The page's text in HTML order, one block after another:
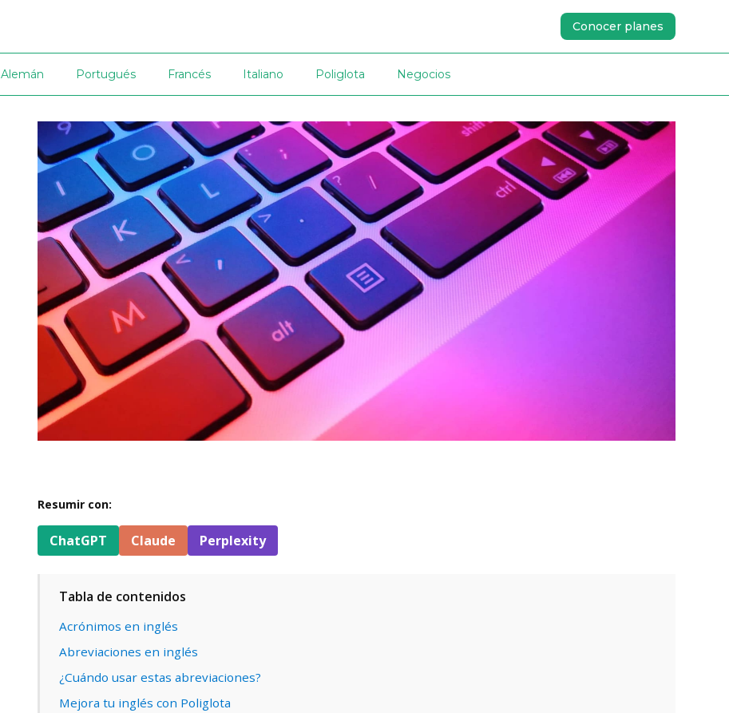
Conocer planes
Alemán Portugués Francés Italiano Poliglota Negocios
Resumir con:
ChatGPT Claude Perplexity
Tabla de contenidos
Acrónimos en inglés
Abreviaciones en inglés
¿Cuándo usar estas abreviaciones?
Mejora tu inglés con Poliglota